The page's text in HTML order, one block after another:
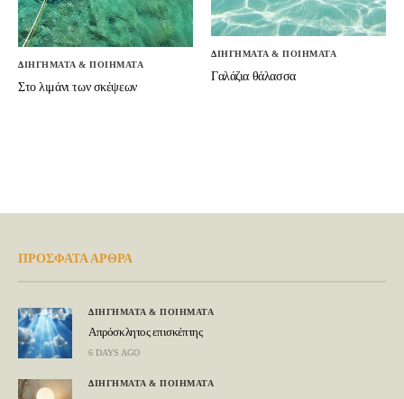
ΔΙΗΓΗΜΑΤΑ & ΠΟΙΗΜΑΤΑ
Στο λιμάνι των σκέψεων
ΔΙΗΓΗΜΑΤΑ & ΠΟΙΗΜΑΤΑ
Γαλάζια θάλασσα
ΠΡΟΣΦΑΤΑ ΑΡΘΡΑ
ΔΙΗΓΗΜΑΤΑ & ΠΟΙΗΜΑΤΑ
Απρόσκλητος επισκέπτης
6 DAYS AGO
ΔΙΗΓΗΜΑΤΑ & ΠΟΙΗΜΑΤΑ